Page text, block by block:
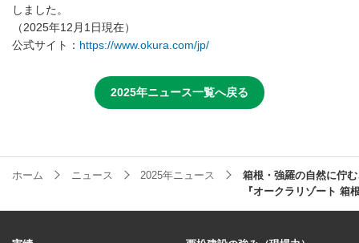
しました。
（2025年12月1日現在）
公式サイト： https://www.okura.com/jp/
2025年ニュース一覧へ戻る
ホーム ニュース 2025年ニュース
箱根・強羅の自然に佇
『オークラリゾート 箱